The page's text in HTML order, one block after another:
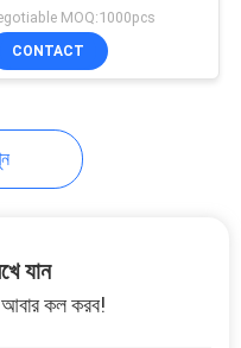
S
MOQ:1000pcs
CONTACT
যান
কল করব!